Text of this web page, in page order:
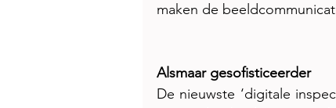
maken de
Alsmaar gesofisticeerder
De nieuwste ‘digitale